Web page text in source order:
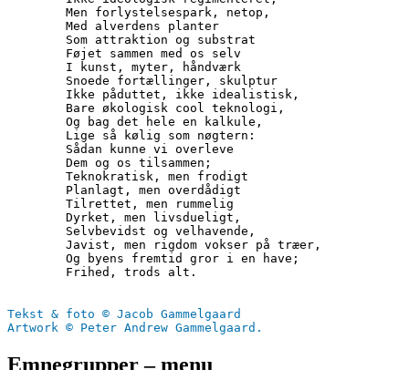
        Men forlystelsespark, netop,
        Med alverdens planter
        Som attraktion og substrat
        Føjet sammen med os selv
        I kunst, myter, håndværk
        Snoede fortællinger, skulptur
        Ikke påduttet, ikke idealistisk,
        Bare økologisk cool teknologi,
        Og bag det hele en kalkule,
        Lige så kølig som nøgtern:
        Sådan kunne vi overleve
        Dem og os tilsammen;
        Teknokratisk, men frodigt
        Planlagt, men overdådigt
        Tilrettet, men rummelig
        Dyrket, men livsdueligt,
        Selvbevidst og velhavende,
        Javist, men rigdom vokser på træer,
        Og byens fremtid gror i en have;
        Frihed, trods alt.
Tekst & foto © Jacob Gammelgaard
Artwork © Peter Andrew Gammelgaard.
Emnegrupper – menu